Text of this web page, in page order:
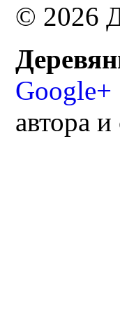
© 2026
Google+
автора